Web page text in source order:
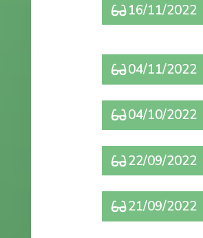
16/11/2022
04/11/2022
04/10/2022
22/09/2022
21/09/2022